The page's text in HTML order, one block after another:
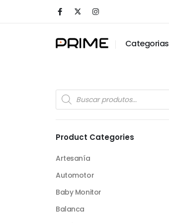
Categorias
Product Categories
Artesanía
Automotor
Baby Monitor
Balanca